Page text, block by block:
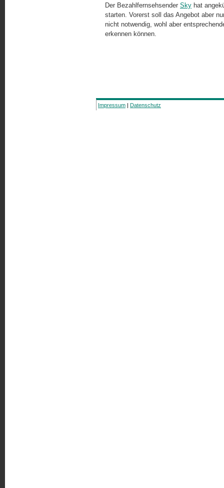
Der Bezahlfernsehsender Sky hat
starten. Vorerst soll das Angebot aber
nicht notwendig, wohl aber
erkennen können.
Impressum | Datenschutz